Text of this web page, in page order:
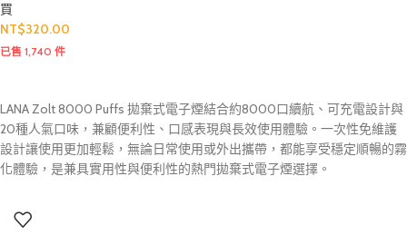
買
NT$320.00
已售 1,740 件
LANA Zolt 8000 Puffs 拋棄式電子煙結合約8000口續航、可充電設計與
20種人氣口味，兼顧便利性、口感表現與長效使用體驗。一次性免維護
設計讓使用更加輕鬆，無論日常使用或外出攜帶，都能享受穩定順暢的霧
化體驗，是兼具實用性與便利性的熱門拋棄式電子煙選擇。